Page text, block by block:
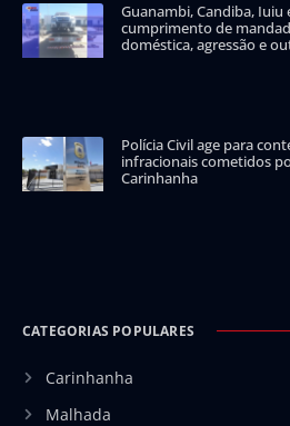
Guanambi, Candiba, Iuiu
cumprimento de
doméstica, agressão e
Polícia Civil age para
infracionais cometidos
Carinhanha
CATEGORIAS POPULARES
Carinhanha
Malhada